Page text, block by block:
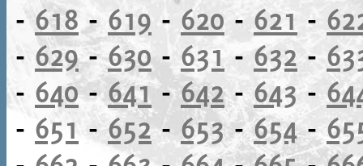
-618 -619 - 620 - 621 -
- 629-630-631 - 632 -
- 640-641-642- 643-
- 651 -652- 653-654-